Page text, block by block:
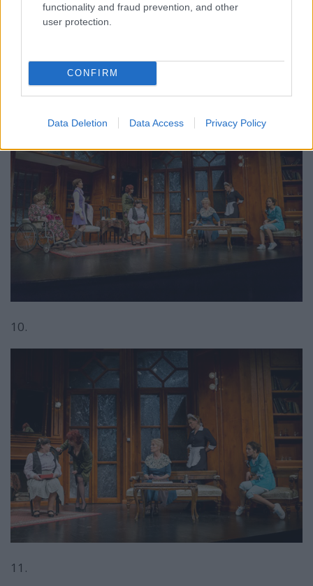
functionality and fraud prevention, and other
user protection.
CONFIRM
Data Deletion Data Access Privacy Policy
10.
11.